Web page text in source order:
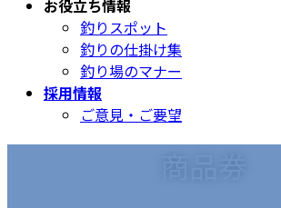
お役立ち情報
釣りスポット
釣りの仕掛け集
釣り場のマナー
採用情報
ご意見・ご要望